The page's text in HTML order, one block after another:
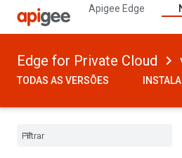
Apigee Edge
Edge for Private Cloud
TODAS AS VERSÕES